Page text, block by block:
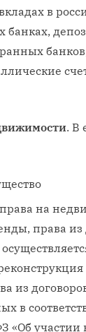
в
. В
на
права из
из
в
«Об участии